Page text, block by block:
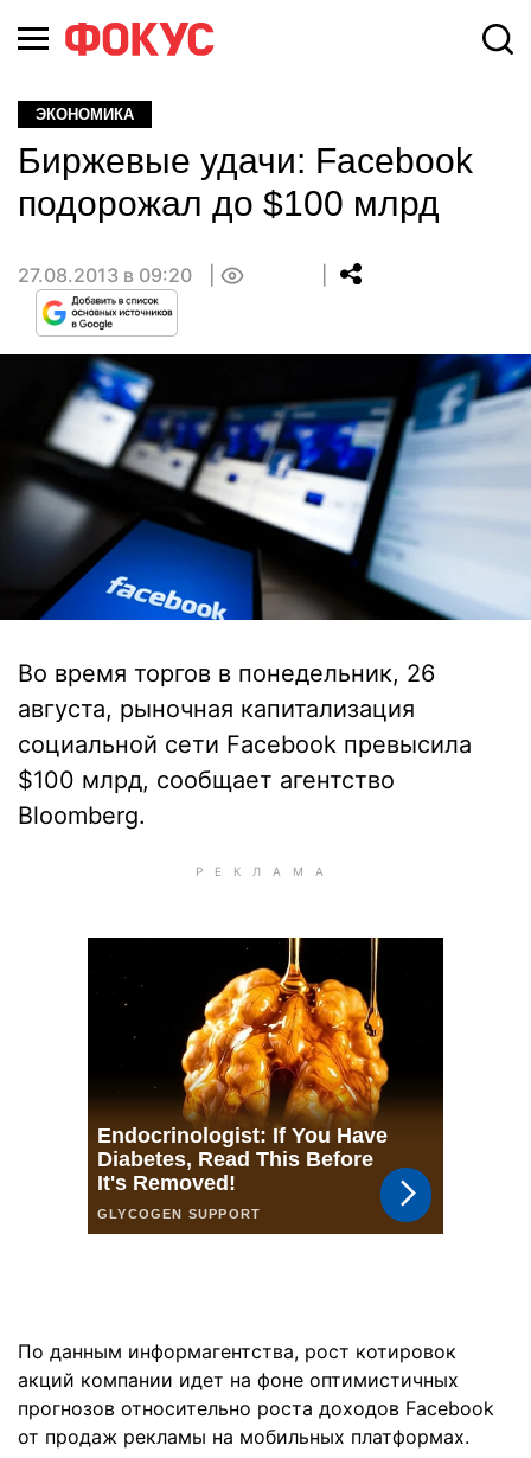
ЭКОНОМИКА
Биржевые удачи: Facebook
подорожал до $100 млрд
27.08.2013 в 09:20
Во время торгов в понедельник, 26
августа, рыночная капитализация
социальной сети Facebook превысила
$100 млрд, сообщает агентство
Bloomberg.
По данным информагентства, рост котировок
акций компании идет на фоне оптимистичных
прогнозов относительно роста доходов Facebook
от продаж рекламы на мобильных платформах.